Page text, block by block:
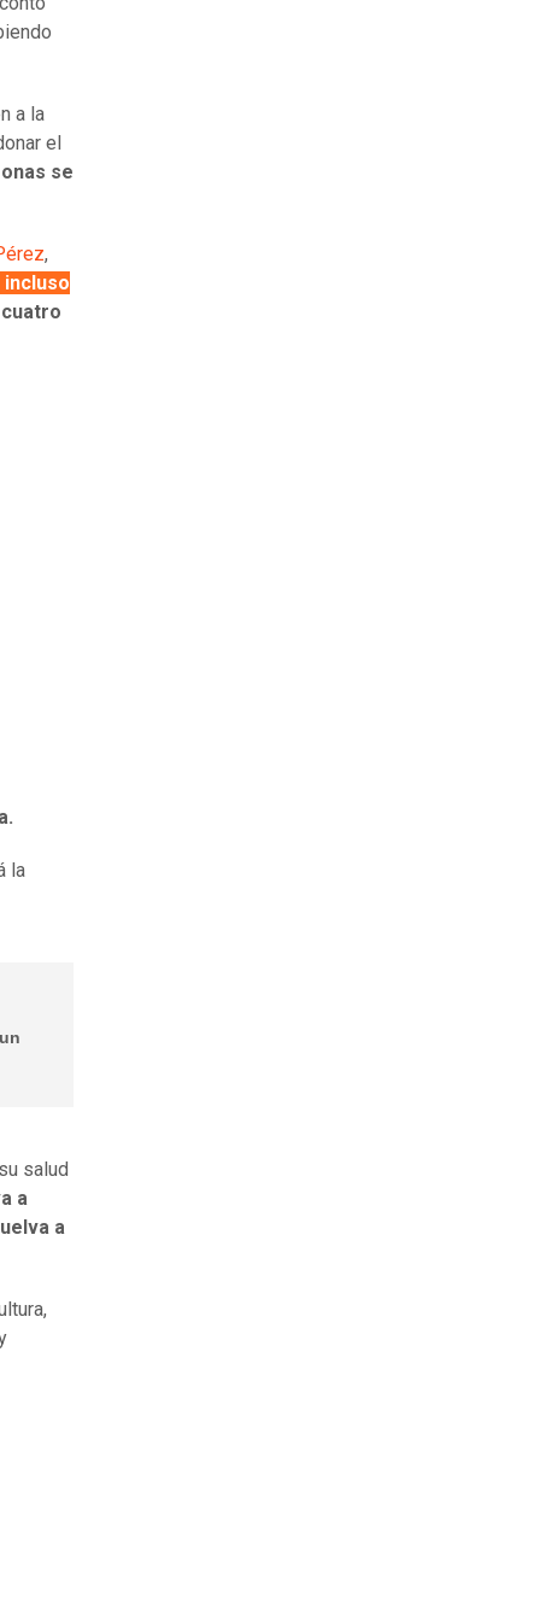
a la
el
se
,
incluso
la
salud
a
a